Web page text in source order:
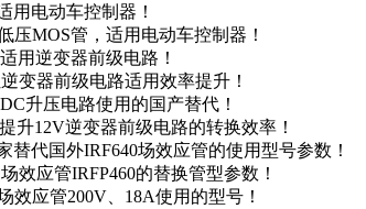
用电动车控制器！
压MOS管，适用电动车控制器！
用逆变器前级电路！
变器前级电路适用效率提升！
升压电路使用的国产替代！
升12V逆变器前级电路的转换效率！
代国外IRF640场效应管的使用型号参数！
效应管IRFP460的替换管型参数！
效应管200V、18A使用的型号！